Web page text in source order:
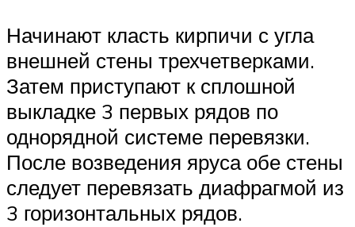
Начинают класть кирпичи с угла
внешней стены трехчетверками.
Затем приступают к сплошной
выкладке 3 первых рядов по
однорядной системе перевязки.
После возведения яруса обе стены
следует перевязать диафрагмой из
3 горизонтальных рядов.